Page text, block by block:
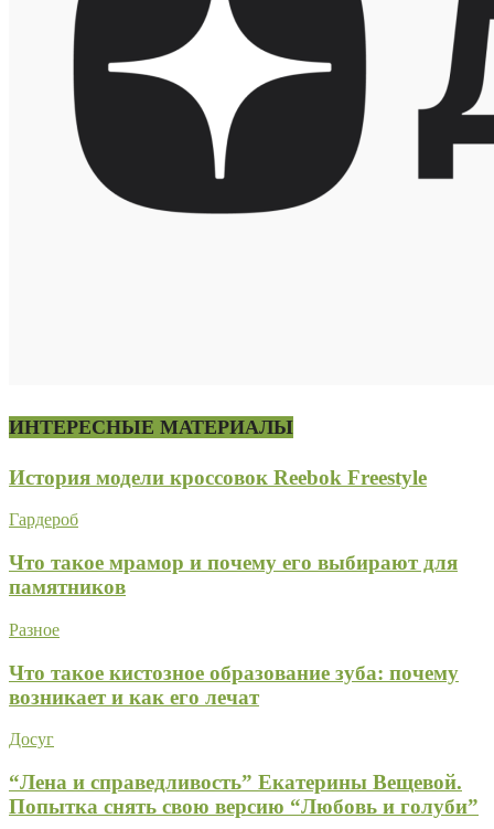
ИНТЕРЕСНЫЕ МАТЕРИАЛЫ
История модели кроссовок Reebok Freestyle
Гардероб
Что такое мрамор и почему его выбирают для
памятников
Разное
Что такое кистозное образование зуба: почему
возникает и как его лечат
Досуг
“Лена и справедливость” Екатерины Вещевой.
Попытка снять свою версию “Любовь и голуби”